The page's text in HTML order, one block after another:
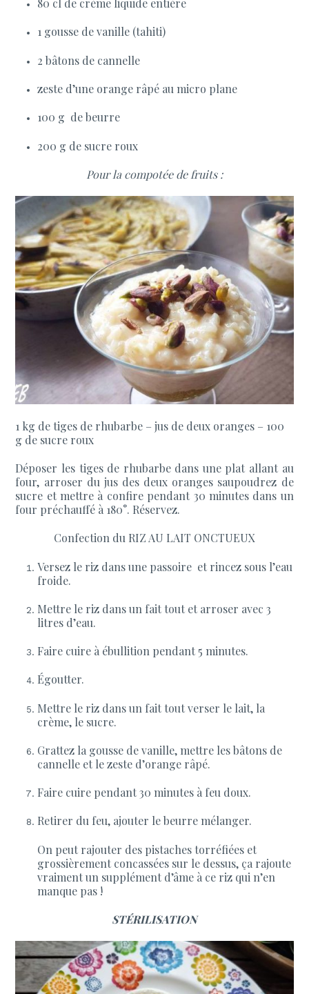
80 cl de crème liquide entière
1 gousse de vanille (tahiti)
2 bâtons de cannelle
zeste d’une orange râpé au micro plane
100 g de beurre
200 g de sucre roux
Pour la compotée de fruits :
1 kg de tiges de rhubarbe – jus de deux oranges – 100
g de sucre roux
Déposer les tiges de rhubarbe dans une plat allant au
four, arroser du jus des deux oranges saupoudrez de
sucre et mettre à confire pendant 30 minutes dans un
four préchauffé à 180°. Réservez.
Confection du RIZ AU LAIT ONCTUEUX
Versez le riz dans une passoire et rincez sous l’eau
froide.
Mettre le riz dans un fait tout et arroser avec 3
litres d’eau.
Faire cuire à ébullition pendant 5 minutes.
Égoutter.
Mettre le riz dans un fait tout verser le lait, la
crème, le sucre.
Grattez la gousse de vanille, mettre les bâtons de
cannelle et le zeste d’orange râpé.
Faire cuire pendant 30 minutes à feu doux.
Retirer du feu, ajouter le beurre mélanger.
On peut rajouter des pistaches torréfiées et
grossièrement concassées sur le dessus, ça rajoute
vraiment un supplément d’âme à ce riz qui n’en
manque pas !
STÉRILISATION